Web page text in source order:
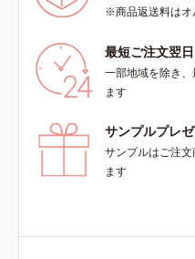
※商品返送料はオ
最短ご注文翌
一部地域を除き
ます
サンプルプレ
サンプルはご注
ます